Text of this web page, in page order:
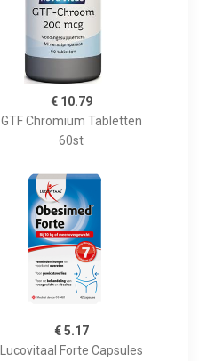
€ 10.79
GTF Chromium Tabletten
60st
€ 5.17
Lucovitaal Forte Capsules